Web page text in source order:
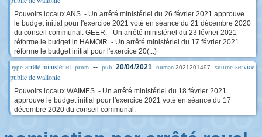
Pouvoirs locaux ANS. - Un arrêté ministériel du 26 février 2021 approuve
le budget initial pour l'exercice 2021 voté en séance du 21 décembre 2020
du conseil communal. GEER. - Un arrêté ministériel du 23 février 2021
réforme le budget in HAMOIR. - Un arrêté ministériel du 17 février 2021
réforme le budget initial pour l'exercice 20(...)
type arrêté ministériel prom. -- pub. 20/04/2021 numac 2021201497 source service
public de wallonie
Pouvoirs locaux WAIMES. - Un arrêté ministériel du 18 février 2021
approuve le budget initial pour l'exercice 2021 voté en séance du 17
décembre 2020 du conseil communal.